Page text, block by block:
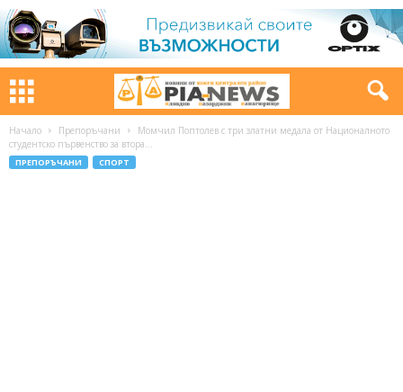
Начало Препоръчани
Момчил Поптолев с три златни медала от Националното
студентско първенство за втора...
ПРЕПОРЪЧАНИ СПОРТ